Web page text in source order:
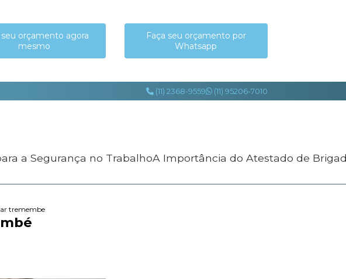
seu orçamento agora
mesmo
Faça seu orçamento por
Whatsapp
(11) 2368-9559 (11) 95206-7010
a Segurança no Trabalho
A Importância do Atestado de
tremembe